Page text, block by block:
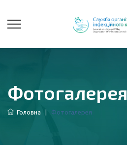
Фотогалерея
Головна Фотогалерея